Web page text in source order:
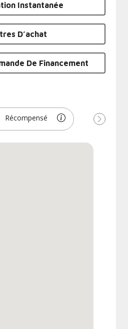
Instantanée
D’achat
De Financement
Récompensé
Suivant